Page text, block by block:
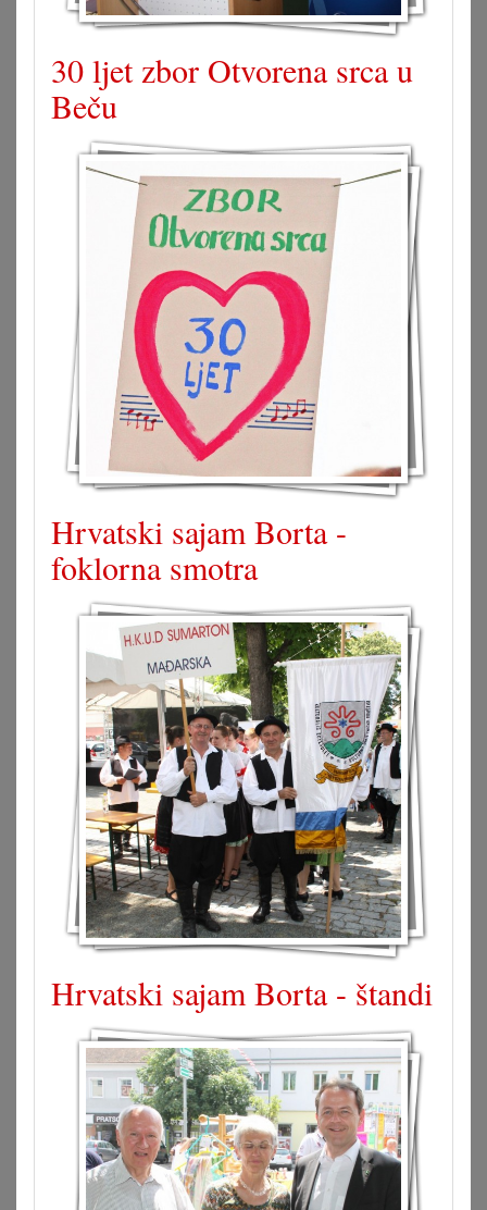
30 ljet zbor Otvorena srca u
Beču
Hrvatski sajam Borta -
foklorna smotra
Hrvatski sajam Borta - štandi